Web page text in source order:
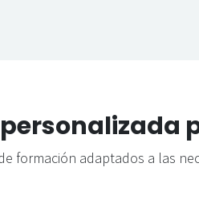
formación adaptados a las